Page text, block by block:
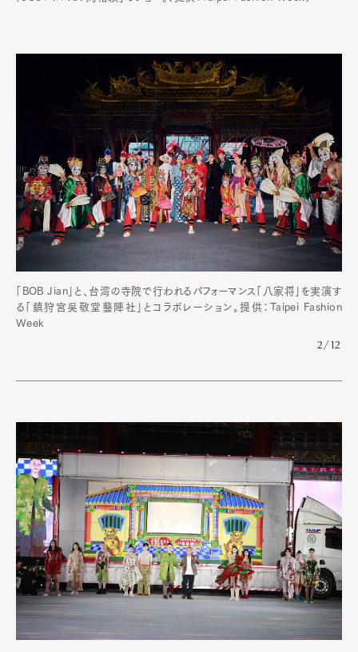
「BOB Jian」と、台湾の寺院で行われるパフォーマンス「八家将」を実演す
る「鎮狩宮吳敬堂藝陣社」とコラボレーション。提供：Taipei Fashion
Week
2/12